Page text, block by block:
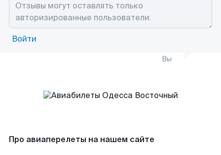
Войти
Вы
Про авиаперелеты на нашем сайте